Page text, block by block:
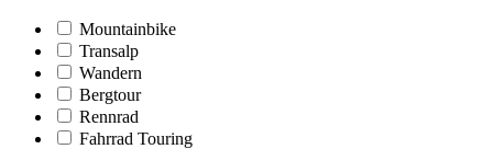
Mountainbike
Transalp
Wandern
Bergtour
Rennrad
Fahrrad Touring